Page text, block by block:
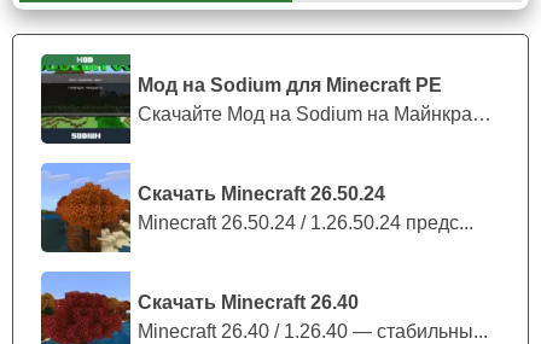
Мод на Sodium для Minecraft PE
Скачайте Мод на Sodium на Майнкрафт П...
Скачать Minecraft 26.50.24
Minecraft 26.50.24 / 1.26.50.24 предс...
Скачать Minecraft 26.40
Minecraft 26.40 / 1.26.40 — стабильны...
Упряжка
При помощи упряжки в Minecraft PE 1.21.92 главный
герой сможет приручить Счастливого Гаста и легко на
нём перемещаться. Более того,упряжкаделается из
седла, а сам предмет теперь можно скрафтить.
Для этого главному герою пригодится всего лишь три
кожи и один слиток железа. Во всех локациях, где
которая будет варьироваться от одной до пяти единиц,
для поддержания внутриигрового баланса.